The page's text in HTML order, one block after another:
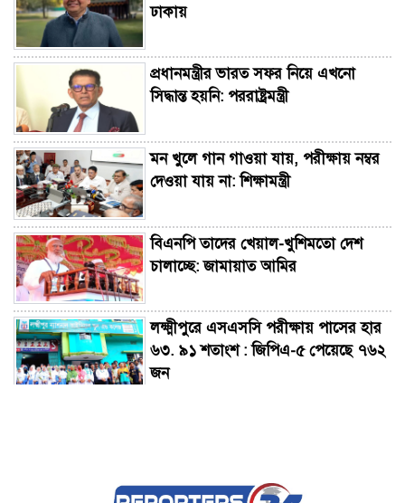
ঢাকায়
প্রধানমন্ত্রীর ভারত সফর নিয়ে এখনো
সিদ্ধান্ত হয়নি: পররাষ্ট্রমন্ত্রী
মন খুলে গান গাওয়া যায়, পরীক্ষায় নম্বর
দেওয়া যায় না: শিক্ষামন্ত্রী
বিএনপি তাদের খেয়াল-খুশিমতো দেশ
চালাচ্ছে: জামায়াত আমির
লক্ষ্মীপুরে এসএসসি পরীক্ষায় পাসের হার
৬৩. ৯১ শতাংশ : জিপিএ-৫ পেয়েছে ৭৬২
জন